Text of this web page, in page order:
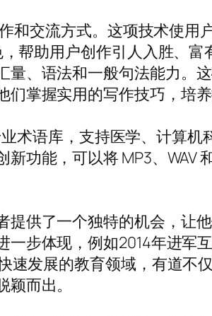
和交流方式。这项技术使用
帮助用户创作引人入胜、富
、语法和一般句法能力。
掌握实用的写作技巧，培养
术语库，支持医学、计算机
功能，可以将 MP3、WAV
供了一个独特的机会，让
步体现，例如2014年进军
速发展的教育领域，有道不
而出。